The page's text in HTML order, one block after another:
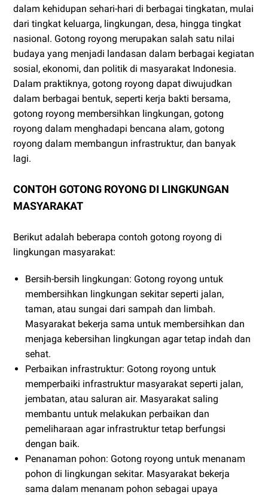
dalam kehidupan sehari-hari di berbagai tingkatan, mulai
dari tingkat keluarga, lingkungan, desa, hingga tingkat
nasional. Gotong royong merupakan salah satu nilai
budaya yang menjadi landasan dalam berbagai kegiatan
sosial, ekonomi, dan politik di masyarakat Indonesia.
Dalam praktiknya, gotong royong dapat diwujudkan
dalam berbagai bentuk, seperti kerja bakti bersama,
gotong royong membersihkan lingkungan, gotong
royong dalam menghadapi bencana alam, gotong
royong dalam membangun infrastruktur, dan banyak
lagi.
CONTOH GOTONG ROYONG DI LINGKUNGAN
MASYARAKAT
Berikut adalah beberapa contoh gotong royong di
lingkungan masyarakat:
Bersih-bersih lingkungan: Gotong royong untuk
membersihkan lingkungan sekitar seperti jalan,
taman, atau sungai dari sampah dan limbah.
Masyarakat bekerja sama untuk membersihkan dan
menjaga kebersihan lingkungan agar tetap indah dan
sehat.
Perbaikan infrastruktur: Gotong royong untuk
memperbaiki infrastruktur masyarakat seperti jalan,
jembatan, atau saluran air. Masyarakat saling
membantu untuk melakukan perbaikan dan
pemeliharaan agar infrastruktur tetap berfungsi
dengan baik.
Penanaman pohon: Gotong royong untuk menanam
pohon di lingkungan sekitar. Masyarakat bekerja
sama dalam menanam pohon sebagai upaya